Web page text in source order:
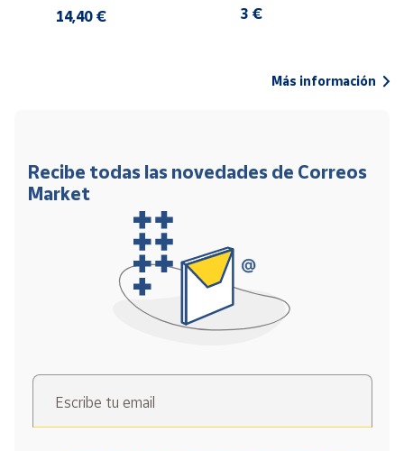
14,40 € 3 €
Más información
Recibe todas las novedades de Correos
Market
Escribe tu email